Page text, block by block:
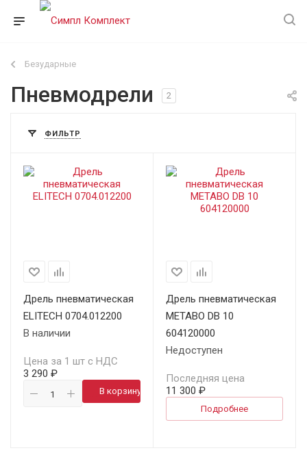
Безударные
Пневмодрели 2
ФИЛЬТР
Дрель пневматическая
ELITECH 0704.012200
В наличии
Цена за 1 шт с НДС
3 290 ₽
В корзину
Дрель пневматическая
METABO DB 10
604120000
Недоступен
Последняя цена
11 300 ₽
Подробнее